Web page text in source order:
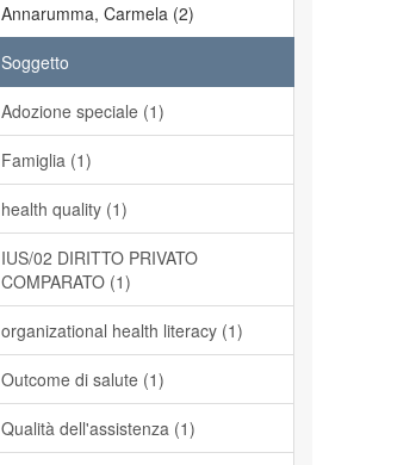
Annarumma, Carmela (2)
Soggetto
Adozione speciale (1)
Famiglia (1)
health quality (1)
IUS/02 DIRITTO PRIVATO
COMPARATO (1)
organizational health literacy (1)
Outcome di salute (1)
Qualità dell'assistenza (1)